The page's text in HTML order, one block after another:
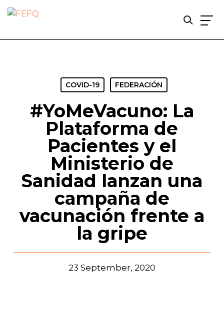
COVID-19 FEDERACIÓN
#YoMeVacuno: La
Plataforma de
Pacientes y el
Ministerio de
Sanidad lanzan una
campaña de
vacunación frente a
la gripe
23 September, 2020